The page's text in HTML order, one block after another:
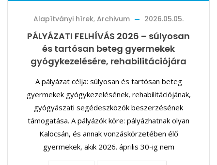
Alapítványi hírek, Archivum 2026.05.05.
PÁLYÁZATI FELHÍVÁS 2026 – súlyosan
és tartósan beteg gyermekek
gyógykezelésére, rehabilitációjára
A pályázat célja: súlyosan és tartósan beteg
gyermekek gyógykezelésének, rehabilitációjának,
gyógyászati segédeszközök beszerzésének
támogatása. A pályázók köre: pályázhatnak olyan
Kalocsán, és annak vonzáskörzetében élő
gyermekek, akik 2026. április 30-ig nem